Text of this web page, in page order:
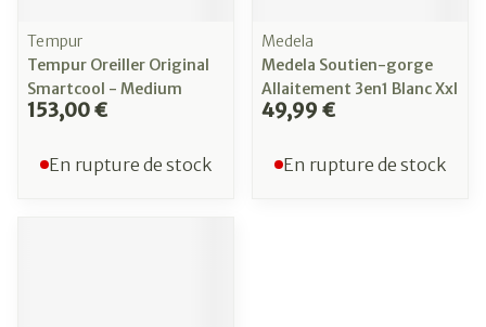
Tempur
Tempur Oreiller Original
Smartcool - Medium
153,00 €
En rupture de stock
Medela
Medela Soutien-gorge
Allaitement 3en1 Blanc Xxl
49,99 €
En rupture de stock